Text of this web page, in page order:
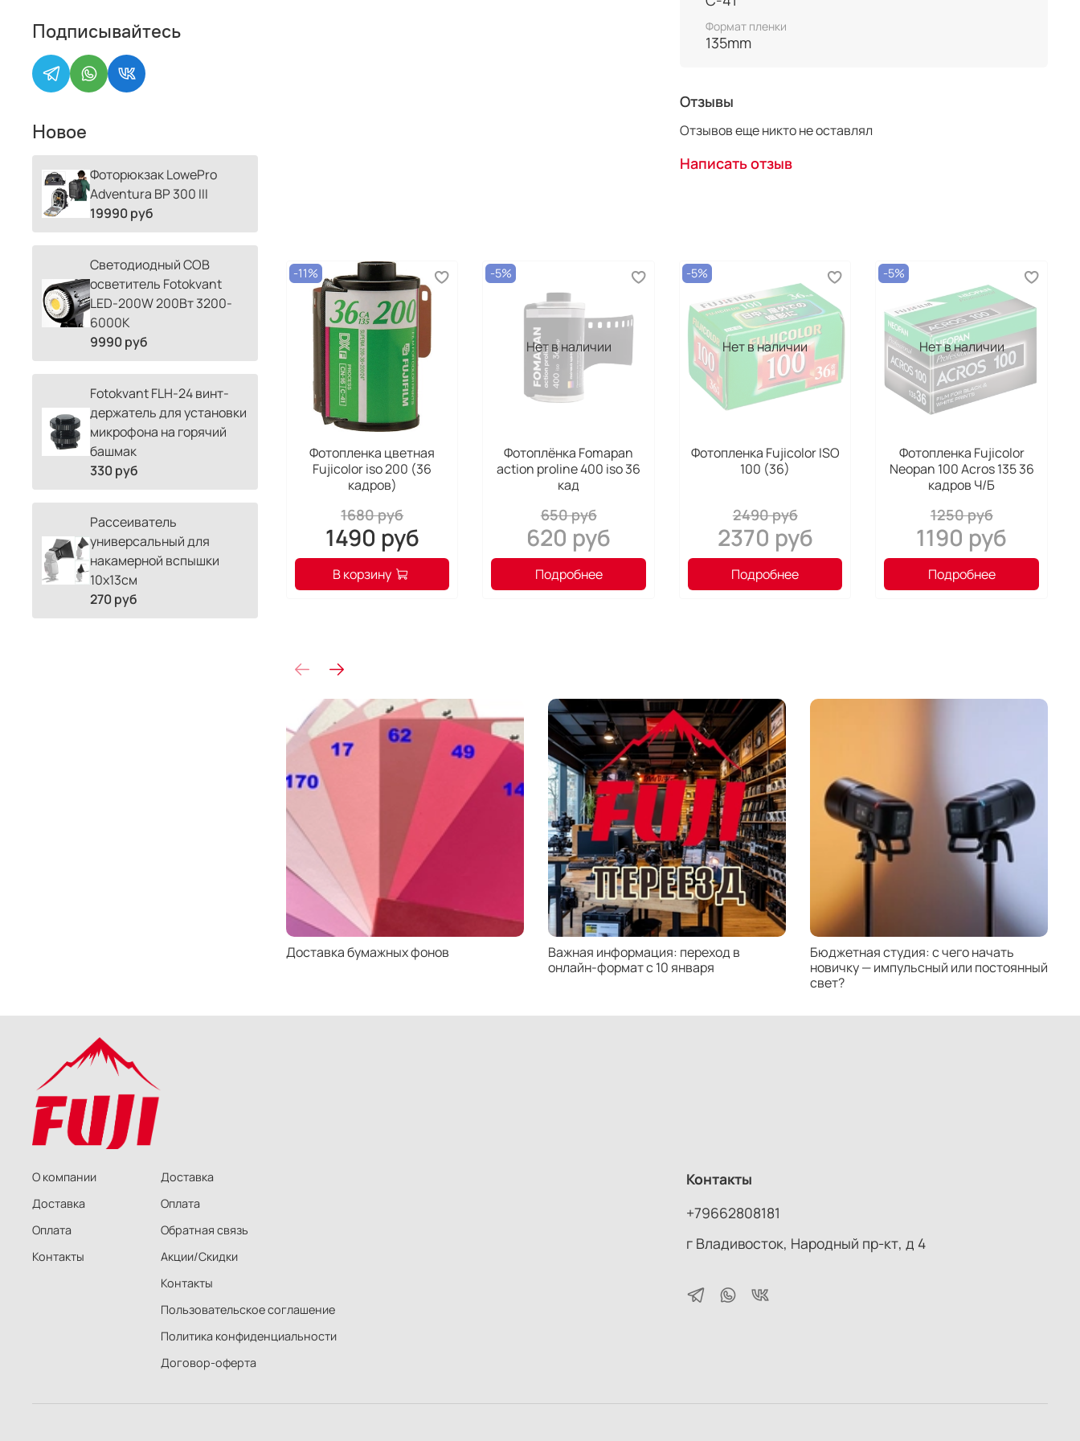
Кадров: 27
Формат пленки
135mm
Отзывы
Отзывов еще никто не оставлял
Написать отзыв
-11%
Фотопленка цветная
Fujicolor iso 200 (36
кадров)
1680 руб
1490 руб
В корзину
Нет в наличии
-5%
Фотоплёнка Fomapan
action proline 400 iso 36
кад
650 руб
620 руб
Подробнее
Нет в наличии
-5%
Фотопленка Fujicolor ISO
100 (36)
2490 руб
2370 руб
Подробнее
Нет в наличии
-5%
Фотопленка Fujicolor
Neopan 100 Acros 135 36
кадров Ч/Б
1250 руб
1190 руб
Подробнее
Доставка бумажных фонов
Важная информация: переход в
онлайн-формат с 10 января
Бюджетная студия: с чего начать
новичку — импульсный или постоянный
свет?
Подписывайтесь
Новое
Фоторюкзак LowePro
Adventura BP 300 III
19990 руб
Светодиодный COB
осветитель Fotokvant
LED-200W 200Вт 3200-
6000К
9990 руб
Fotokvant FLH-24 винт-
держатель для установки
микрофона на горячий
башмак
330 руб
Рассеиватель
универсальный для
накамерной вспышки
10х13см
270 руб
О компании
Доставка
Оплата
Контакты
Доставка
Оплата
Обратная связь
Акции/Скидки
Контакты
Пользовательское соглашение
Политика конфиденциальности
Договор-оферта
Контакты
+79662808181
г Владивосток, Народный пр-кт, д 4